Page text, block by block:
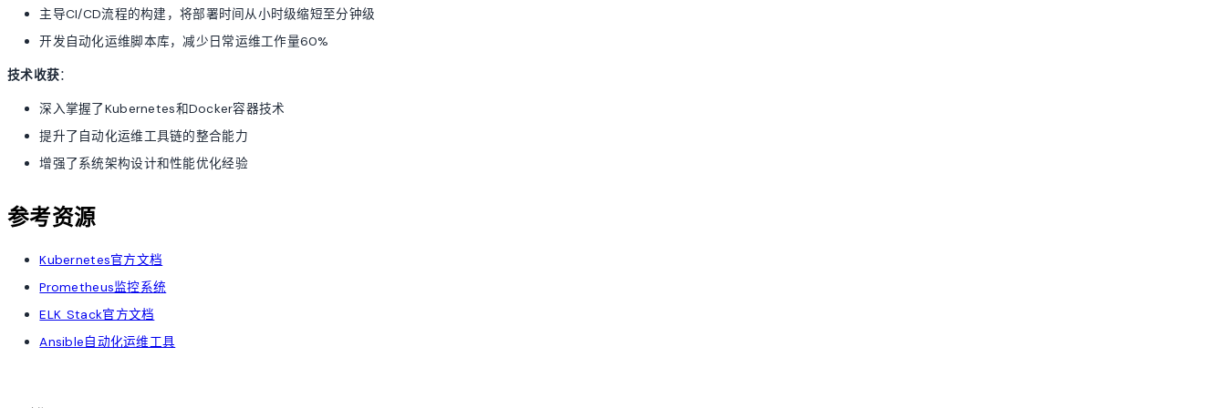
主导CI/CD流程的构建，将部署时间从小时级缩短至分钟级
开发自动化运维脚本库，减少日常运维工作量60%
技术收获：
深入掌握了Kubernetes和Docker容器技术
提升了自动化运维工具链的整合能力
增强了系统架构设计和性能优化经验
参考资源
Kubernetes官方文档
Prometheus监控系统
ELK Stack官方文档
Ansible自动化运维工具